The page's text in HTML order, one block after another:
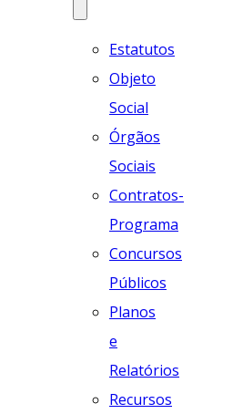
Estatutos
Objeto
Social
Órgãos
Sociais
Contratos-
Programa
Concursos
Públicos
Planos
e
Relatórios
Recursos